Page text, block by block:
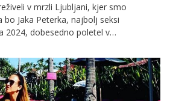
v mrzli Ljubljani, kjer smo
bo Jaka Peterka, najbolj seksi
2024, dobesedno poletel v